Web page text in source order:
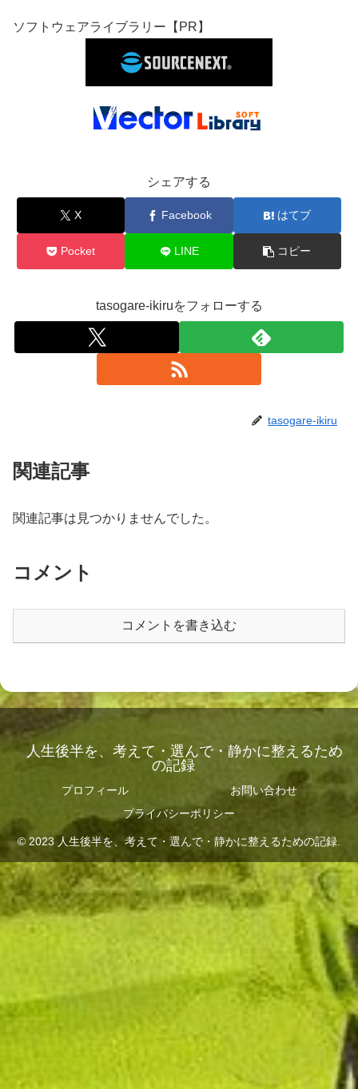
ソフトウェアライブラリー【PR】
シェアする
X Facebook はてブ
Pocket LINE コピー
tasogare-ikiruをフォローする
tasogare-ikiru
関連記事
関連記事は見つかりませんでした。
コメント
コメントを書き込む
人生後半を、考えて・選んで・静かに整えるため
の記録
プロフィール
お問い合わせ
プライバシーポリシー
© 2023 人生後半を、考えて・選んで・静かに整えるための記録.